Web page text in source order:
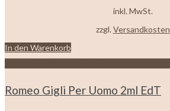
inkl. MwSt.
zzgl. Versandkosten
In den Warenkorb
Romeo Gigli Per Uomo 2ml EdT